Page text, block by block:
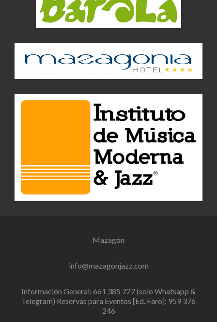
Mazagón
info@mazagonjazz.com
Información General: 661 385 727 (solo Whatsapp &
Telegram) Reservas para Eventos [Ed. Faro]: 959 376
246